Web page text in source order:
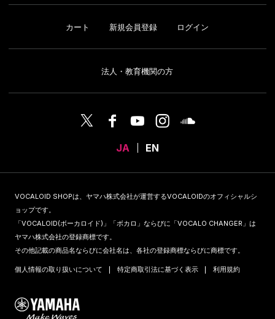
カート 新規会員登録 ログイン
法人・教育機関の方
JA EN
VOCALOID SHOPは、ヤマハ株式会社が運営するVOCALOIDのオフィシャルシ
ョップです。
「VOCALOID(ボーカロイド)」「ボカロ」ならびに「VOCALO CHANGER」は
ヤマハ株式会社の登録商標です。
その他記載の商品名ならびに会社名は、各社の登録商標ならびに商標です。
個人情報の取り扱いについて 特定商取引法に基づく表示 利用規約